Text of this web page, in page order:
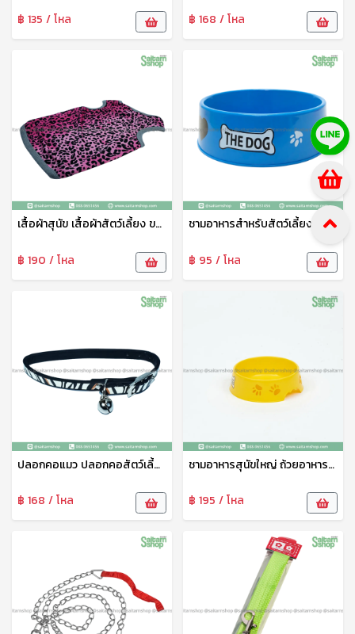
฿ 135 / โหล ฿ 168 / โหล
เสื้อผ้าสุนัข เสื้อผ้าสัตว์เลี้ยง ขนาดใหญ่ ชุดสัตว์เลี้ยง เสื้อผ้าสัตว์เลี้ยง เสื้อแมว สุนัข หมา ลายน่ารัก เจริญทรัพย์11
฿ 190 / โหล
ชามอาหารสำหรับสัตว์เลี้ยง ชามข้าวหมาเล็ก ตราAP ชามอาหารสุนัข ชามข้าวแมว ชามข้าวสัตว์ ชามพลาสติกคุณภาพดี ปลอดภัย ทนทาน
฿ 95 / โหล
ปลอกคอแมว ปลอกคอสัตว์เลี้ยง ปลอกคอสุนัข ปรับขนาดได้ พร้อมกระดิ่ง 1แพ็ค4ชิ้น คละลาย 21521
฿ 168 / โหล
ชามอาหารสุนัขใหญ่ ถ้วยอาหารสุนัข ที่ใส่อาหารหมา ที่ใส่อาหารสุนัข ลายน่ารัก AP
฿ 195 / โหล